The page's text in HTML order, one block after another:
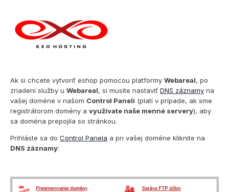
Ak si chcete vytvoriť eshop pomocou platformy Webareal, po
zriadení služby u Webareal, si musíte nastaviť DNS záznamy na
vašej doméne v našom Control Paneli (platí v prípade, ak sme
registrátorom domény a využívate naše menné servery), aby
sa doména prepojila so stránkou.
Prihláste sa do Control Panela a pri vašej doméne kliknite na
DNS záznamy: